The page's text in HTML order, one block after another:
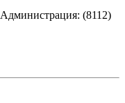
Администрация: (8112)